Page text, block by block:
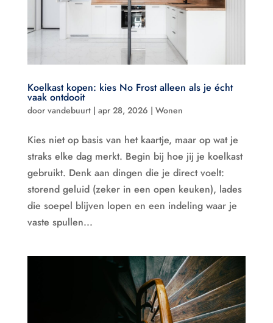
Koelkast kopen: kies No Frost alleen als je écht
vaak ontdooit
door vandebuurt| apr 28, 2026 | Wonen
Kies niet op basis van het kaartje, maar op wat je
straks elke dag merkt. Begin bij hoe jij je koelkast
gebruikt. Denk aan dingen die je direct voelt:
storend geluid (zeker in een open keuken), lades
die soepel blijven lopen en een indeling waar je
vaste spullen...